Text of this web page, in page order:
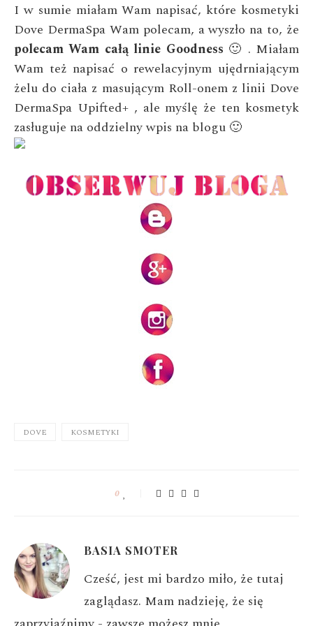
I w sumie miałam Wam napisać, które kosmetyki
Dove DermaSpa Wam polecam, a wyszło na to, że
polecam Wam całą linie Goodness 🙂 . Miałam
Wam też napisać o rewelacyjnym ujędrniającym
żelu do ciała z masującym Roll-onem z linii Dove
DermaSpa Upifted+ , ale myślę że ten kosmetyk
zasługuje na oddzielny wpis na blogu 🙂
DOVE KOSMETYKI
0
BASIA SMOTER
Cześć, jest mi bardzo miło, że tutaj
zaglądasz. Mam nadzieję, że się